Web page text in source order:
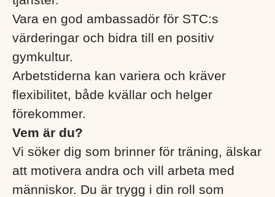
Vara en god ambassadör för STC:s
värderingar och bidra till en positiv
gymkultur.
Arbetstiderna kan variera och kräver
flexibilitet, både kvällar och helger
förekommer.
Vem är du?
Vi söker dig som brinner för träning, älskar
att motivera andra och vill arbeta med
människor. Du är trygg i din roll som